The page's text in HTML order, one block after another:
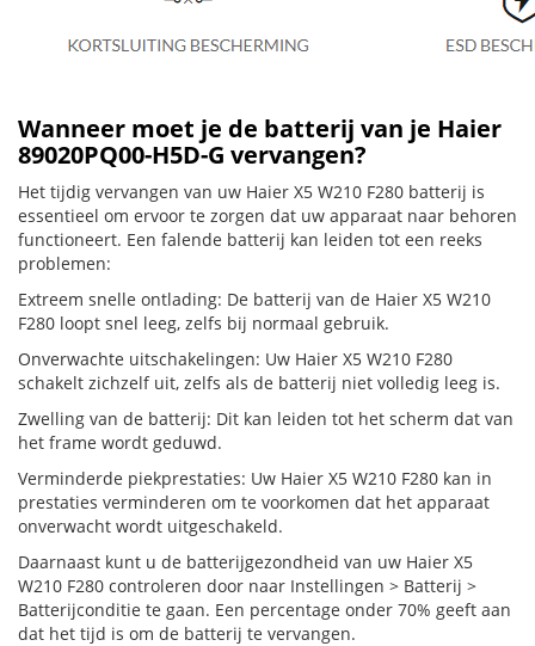
Wanneer moet je de batterij van je Haier
89020PQ00-H5D-G vervangen?
Het tijdig vervangen van uw Haier X5 W210 F280 batterij is
essentieel om ervoor te zorgen dat uw apparaat naar behoren
functioneert. Een falende batterij kan leiden tot een reeks
problemen:
Extreem snelle ontlading: De batterij van de Haier X5 W210
F280 loopt snel leeg, zelfs bij normaal gebruik.
Onverwachte uitschakelingen: Uw Haier X5 W210 F280
schakelt zichzelf uit, zelfs als de batterij niet volledig leeg is.
Zwelling van de batterij: Dit kan leiden tot het scherm dat van
het frame wordt geduwd.
Verminderde piekprestaties: Uw Haier X5 W210 F280 kan in
prestaties verminderen om te voorkomen dat het apparaat
onverwacht wordt uitgeschakeld.
Daarnaast kunt u de batterijgezondheid van uw Haier X5
W210 F280 controleren door naar Instellingen > Batterij >
Batterijconditie te gaan. Een percentage onder 70% geeft aan
dat het tijd is om de batterij te vervangen.